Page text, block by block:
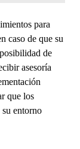
para
caso de que su
de
asesoría
que los
su entorno